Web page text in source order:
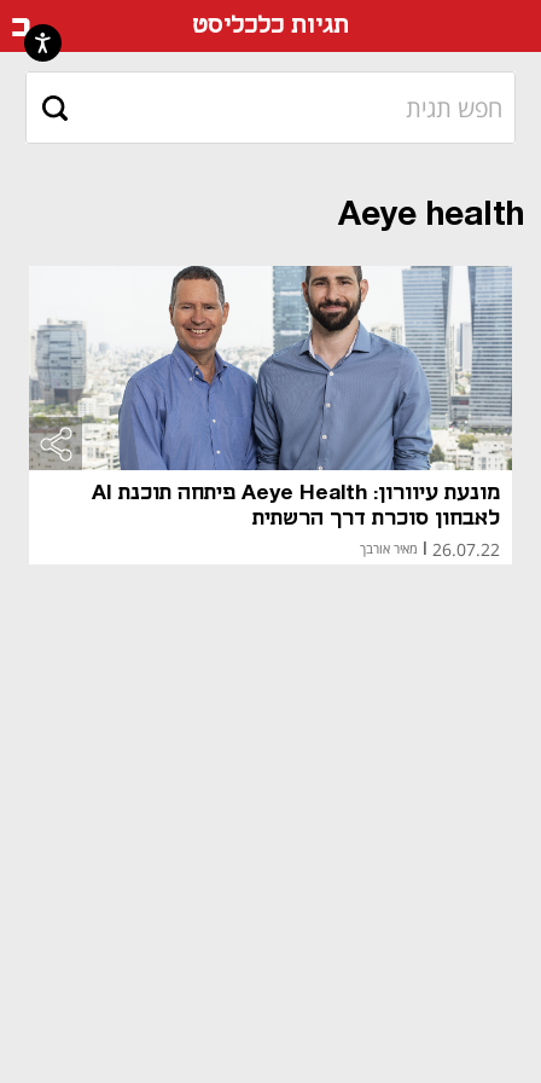
תגיות כלכליסט
Aeye health
מונעת עיוורון: Aeye Health פיתחה תוכנת AI
לאבחון סוכרת דרך הרשתית
26.07.22 מאיר אורבך